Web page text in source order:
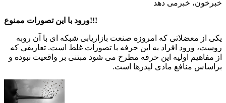
خبرخون، خبرمی دهد
ورود با این تصورات ممنوع!!!
یکی از معضلاتی که امروزه صنعت بازاریابی شبکه ای با آن روبه
روست، ورود افراد به این حرفه با تصورات غلط است. تعاریفی که
از مفاهیم اولیه این حرفه مطرح می شود مبتنی بر واقعیت نبوده و
براساس منافع مادی لیدرها است.